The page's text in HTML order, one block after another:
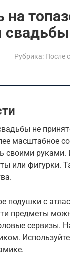
на
свадьбы
Рубрика: После
не
масштабное
своими
или фигурки.
подушки с
предметы
сервизы.